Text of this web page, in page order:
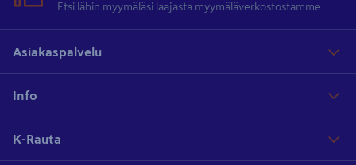
Etsi lähin myymäläsi laajasta myymäläverkostostamme
Asiakaspalvelu
Info
K-Rauta